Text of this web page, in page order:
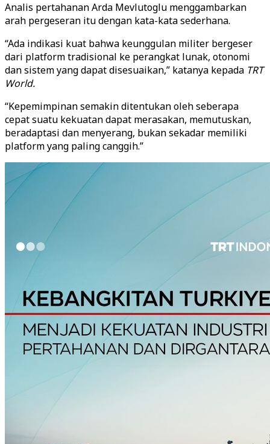
Analis pertahanan Arda Mevlutoglu menggambarkan
arah pergeseran itu dengan kata-kata sederhana.
“Ada indikasi kuat bahwa keunggulan militer bergeser
dari platform tradisional ke perangkat lunak, otonomi
dan sistem yang dapat disesuaikan,” katanya kepada TRT
World.
“Kepemimpinan semakin ditentukan oleh seberapa
cepat suatu kekuatan dapat merasakan, memutuskan,
beradaptasi dan menyerang, bukan sekadar memiliki
platform yang paling canggih.”